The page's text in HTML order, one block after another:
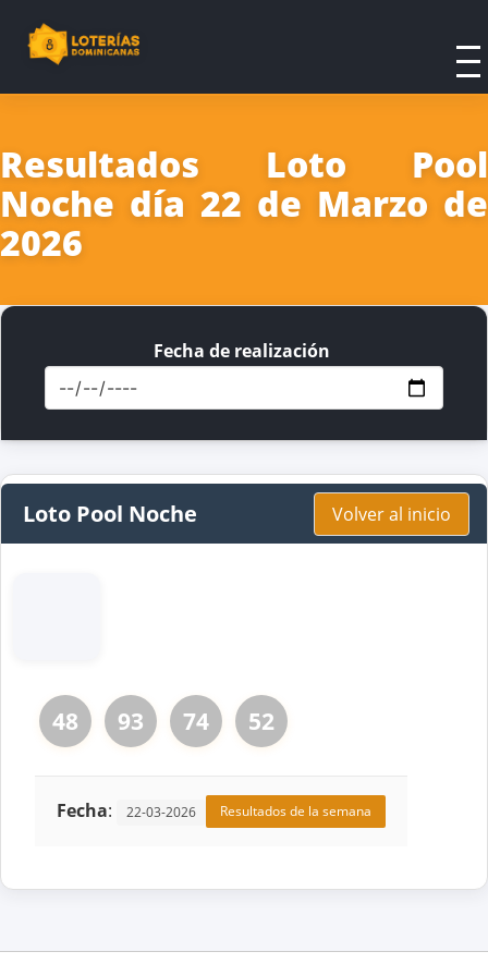
Resultados Loto Pool
Noche día 22 de Marzo de
2026
Fecha de realización
Loto Pool Noche Volver al inicio
48 93 74 52
Fecha: 22-03-2026 Resultados de la semana